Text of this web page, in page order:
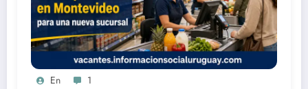
En 1